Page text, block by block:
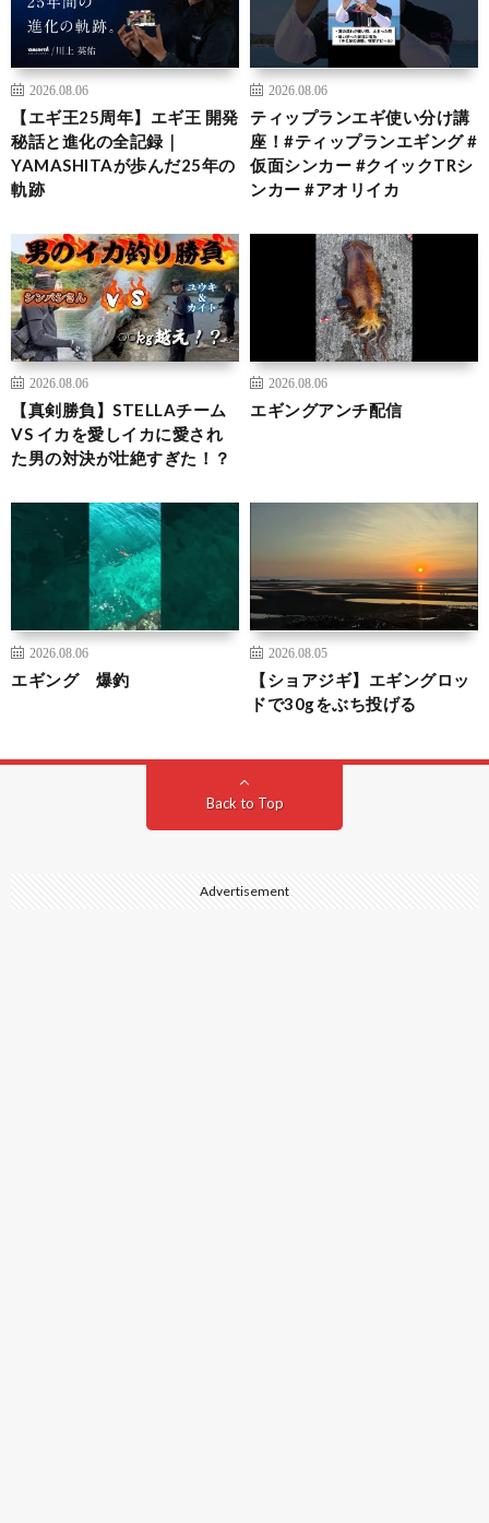
2026.08.06
【エギ王25周年】エギ王 開発
秘話と進化の全記録｜
YAMASHITAが歩んだ25年の
軌跡
2026.08.06
ティップランエギ使い分け講
座！#ティップランエギング #
仮面シンカー #クイックTRシ
ンカー #アオリイカ
2026.08.06
【真剣勝負】STELLAチーム
VS イカを愛しイカに愛され
た男の対決が壮絶すぎた！？
2026.08.06
エギングアンチ配信
2026.08.06
エギング 爆釣
2026.08.05
【ショアジギ】エギングロッ
ドで30gをぶち投げる
Back to Top
Advertisement